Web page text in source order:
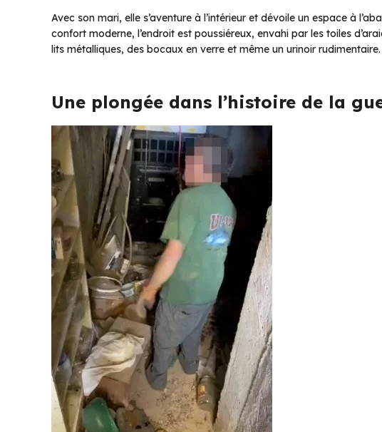
Avec son mari, elle s’aventure à l’intérieur et dévoile un espace à
confort moderne, l’endroit est poussiéreux, envahi par les toiles
lits métalliques, des bocaux en verre et même un urinoir rudimentaire.
Une plongée dans l’histoire de la